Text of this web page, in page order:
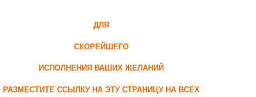
ДЛЯ
СКОРЕЙШЕГО
ИСПОЛНЕНИЯ ВАШИХ ЖЕЛАНИЙ
РАЗМЕСТИТЕ ССЫЛКУ НА ЭТУ СТРАНИЦУ НА ВСЕХ